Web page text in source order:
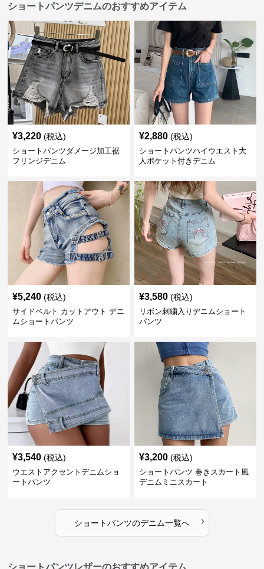
ショートパンツデニムのおすすめアイテム
¥3,220 (税込)
ショートパンツダメージ加工裾
フリンジデニム
¥2,880 (税込)
ショートパンツハイウエスト大
人ポケット付きデニム
¥5,240 (税込)
サイドベルト カットアウト デニ
ムショートパンツ
¥3,580 (税込)
リボン刺繍入りデニムショート
パンツ
¥3,540 (税込)
ウエストアクセントデニムショ
ートパンツ
¥3,200 (税込)
ショートパンツ 巻きスカート風
デニムミニスカート
ショートパンツのデニム一覧へ ›
ショートパンツレザーのおすすめアイテム